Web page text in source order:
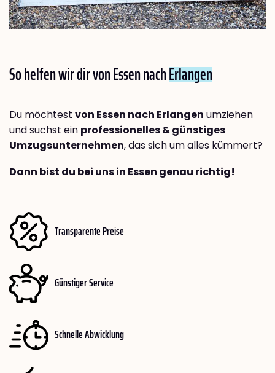
So helfen wir dir von Essen nachErlangen
Du möchtest von Essen nach Erlangen umziehen
und suchst ein professionelles & günstiges
Umzugsunternehmen, das sich um alles kümmert?
Dann bist du bei uns in Essen genau richtig!
Transparente Preise
Günstiger Service
Schnelle Abwicklung